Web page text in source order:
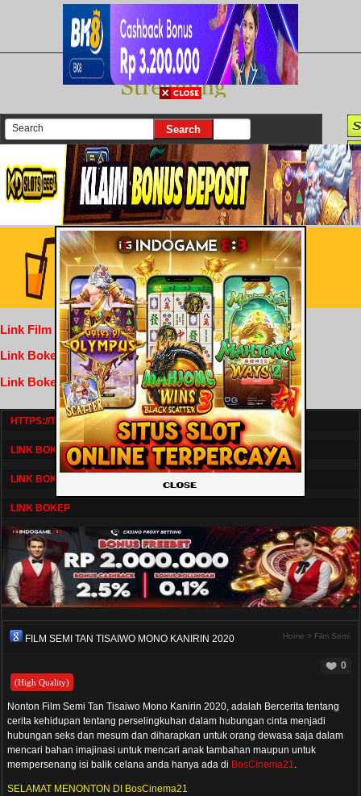
There are currently 25616 movies on our website
Login
Link Film Dewasa
Link Bokep Indofilm
Link Bokep FilmNikmat
HTTPS://TV1.BOSKU21.CAM/
LINK BOKEP DRAMASERIAL
LINK BOKEP
LINK BOKEP
FILM SEMI TAN TISAIWO MONO KANIRIN 2020 Home > Film Semi
0
(High Quality)
Nonton Film Semi Tan Tisaiwo Mono Kanirin 2020, adalah Bercerita tentang
cerita kehidupan tentang perselingkuhan dalam hubungan cinta menjadi
hubungan seks dan mesum dan diharapkan untuk orang dewasa saja dalam
mencari bahan imajinasi untuk mencari anak tambahan maupun untuk
mempersenang isi balik celana anda hanya ada di BosCinema21.
SELAMAT MENONTON DI BosCinema21